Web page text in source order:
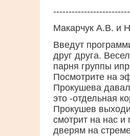
Макарчук А.В. и
Введут
друг друга.
парня группы
Посмотрите на
Прокушева
это -отдельная
Прокушев
смотрит на нас и
дверям на